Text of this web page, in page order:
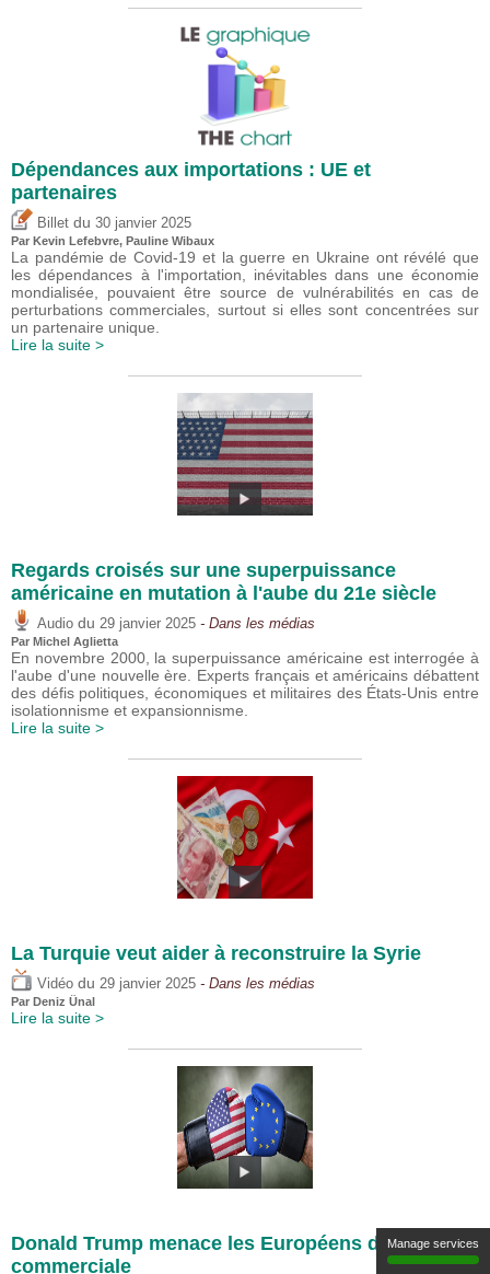
Dépendances aux importations : UE et
partenaires
Billet du 30 janvier 2025
Par Kevin Lefebvre, Pauline Wibaux
La pandémie de Covid-19 et la guerre en Ukraine ont révélé que
les dépendances à l'importation, inévitables dans une économie
mondialisée, pouvaient être source de vulnérabilités en cas de
perturbations commerciales, surtout si elles sont concentrées sur
un partenaire unique.
Lire la suite >
Regards croisés sur une superpuissance
américaine en mutation à l'aube du 21e siècle
Audio du 29 janvier 2025 - Dans les médias
Par Michel Aglietta
En novembre 2000, la superpuissance américaine est interrogée à
l'aube d'une nouvelle ère. Experts français et américains débattent
des défis politiques, économiques et militaires des États-Unis entre
isolationnisme et expansionnisme.
Lire la suite >
La Turquie veut aider à reconstruire la Syrie
Vidéo du 29 janvier 2025 - Dans les médias
Par Deniz Ünal
Lire la suite >
Donald Trump menace les Européens de guerre
commerciale
Manage services